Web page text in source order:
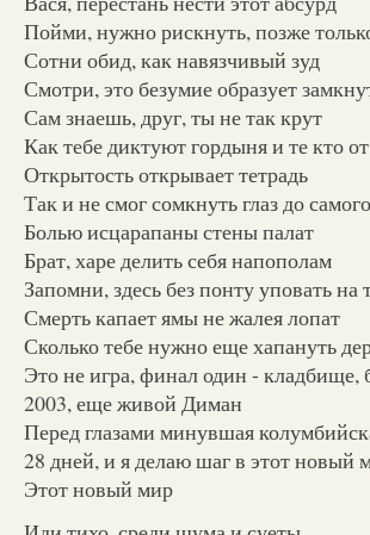
Пойми, нужно рискнуть, позже
Сотни обид, как навязчивый зуд
Смотри, это безумие образует
Сам знаешь, друг, ты не так крут
Как тебе диктуют гордыня и те кто
Открытость открывает тетрадь
Так и не смог сомкнуть глаз до
Болью исцарапаны стены палат
Брат, харе делить себя напополам
Запомни, здесь без понту уповать на
Смерть капает ямы не жалея лопат
Сколько тебе нужно еще хапануть
Это не игра, финал один - кладбище,
2003, еще живой Диман
Перед глазами минувшая
28 дней, и я делаю шаг в этот новый
Этот новый мир